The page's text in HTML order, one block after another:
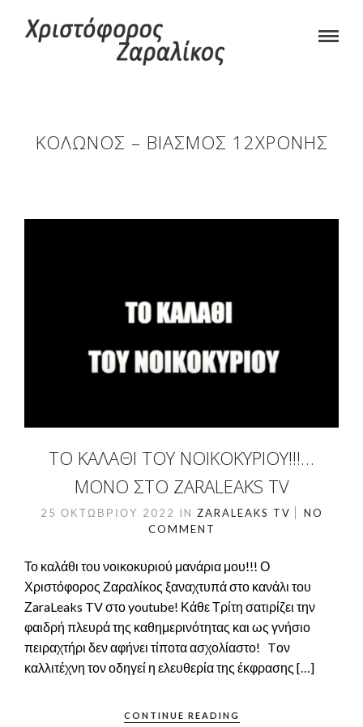
ΚΟΛΩΝΌΣ – ΒΙΑΣΜΌΣ 12ΧΡΟΝΗΣ
ΤΟ ΚΑΛΆΘΙ ΤΟΥ ΝΟΙΚΟΚΥΡΙΟΎ!!!…
ΜΌΝΟ ΣΤΟ ZARALEAKS TV
25 ΟΚΤΩΒΡΊΟΥ 2022 IN ZARALEAKS TV
NO
COMMENT
Το καλάθι του νοικοκυριού μανάρια μου!!! Ο
Χριστόφορος Ζαραλίκος ξαναχτυπά στο κανάλι του
ΖaraLeaks TV στο youtube! Κάθε Τρίτη σατιρίζει την
φαιδρή πλευρά της καθημερινότητας και ως γνήσιο
πειραχτήρι δεν αφήνει τίποτα ασχολίαστο! Tον
καλλιτέχνη τον οδηγεί η ελευθερία της έκφρασης […]
CONTINUE READING